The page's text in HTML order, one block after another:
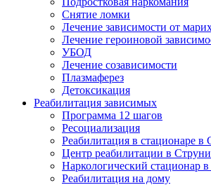
Снятие ломки
Лечение зависимости от
Лечение героиновой
УБОД
Лечение созависимости
Плазмаферез
Детоксикация
Реабилитация зависимых
Программа 12 шагов
Ресоциализация
Реабилитация в стационаре в
Центр реабилитации в
Наркологический стационар
Реабилитация на дому